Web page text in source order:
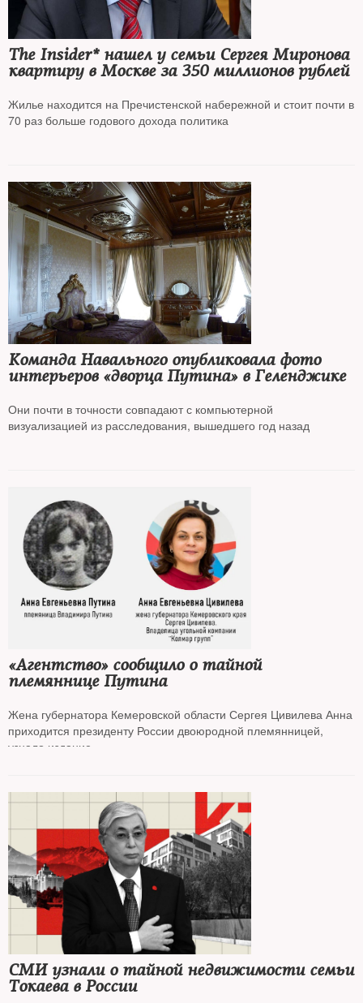
The Insider* нашел у семьи Сергея Миронова
квартиру в Москве за 350 миллионов рублей
Жилье находится на Пречистенской набережной и стоит почти в
70 раз больше годового дохода политика
Команда Навального опубликовала фото
интерьеров «дворца Путина» в Геленджике
Они почти в точности совпадают с компьютерной
визуализацией из расследования, вышедшего год назад
«Агентство» сообщило о тайной
племяннице Путина
Жена губернатора Кемеровской области Сергея Цивилева Анна
приходится президенту России двоюродной племянницей,
узнало издание
СМИ узнали о тайной недвижимости семьи
Токаева в России